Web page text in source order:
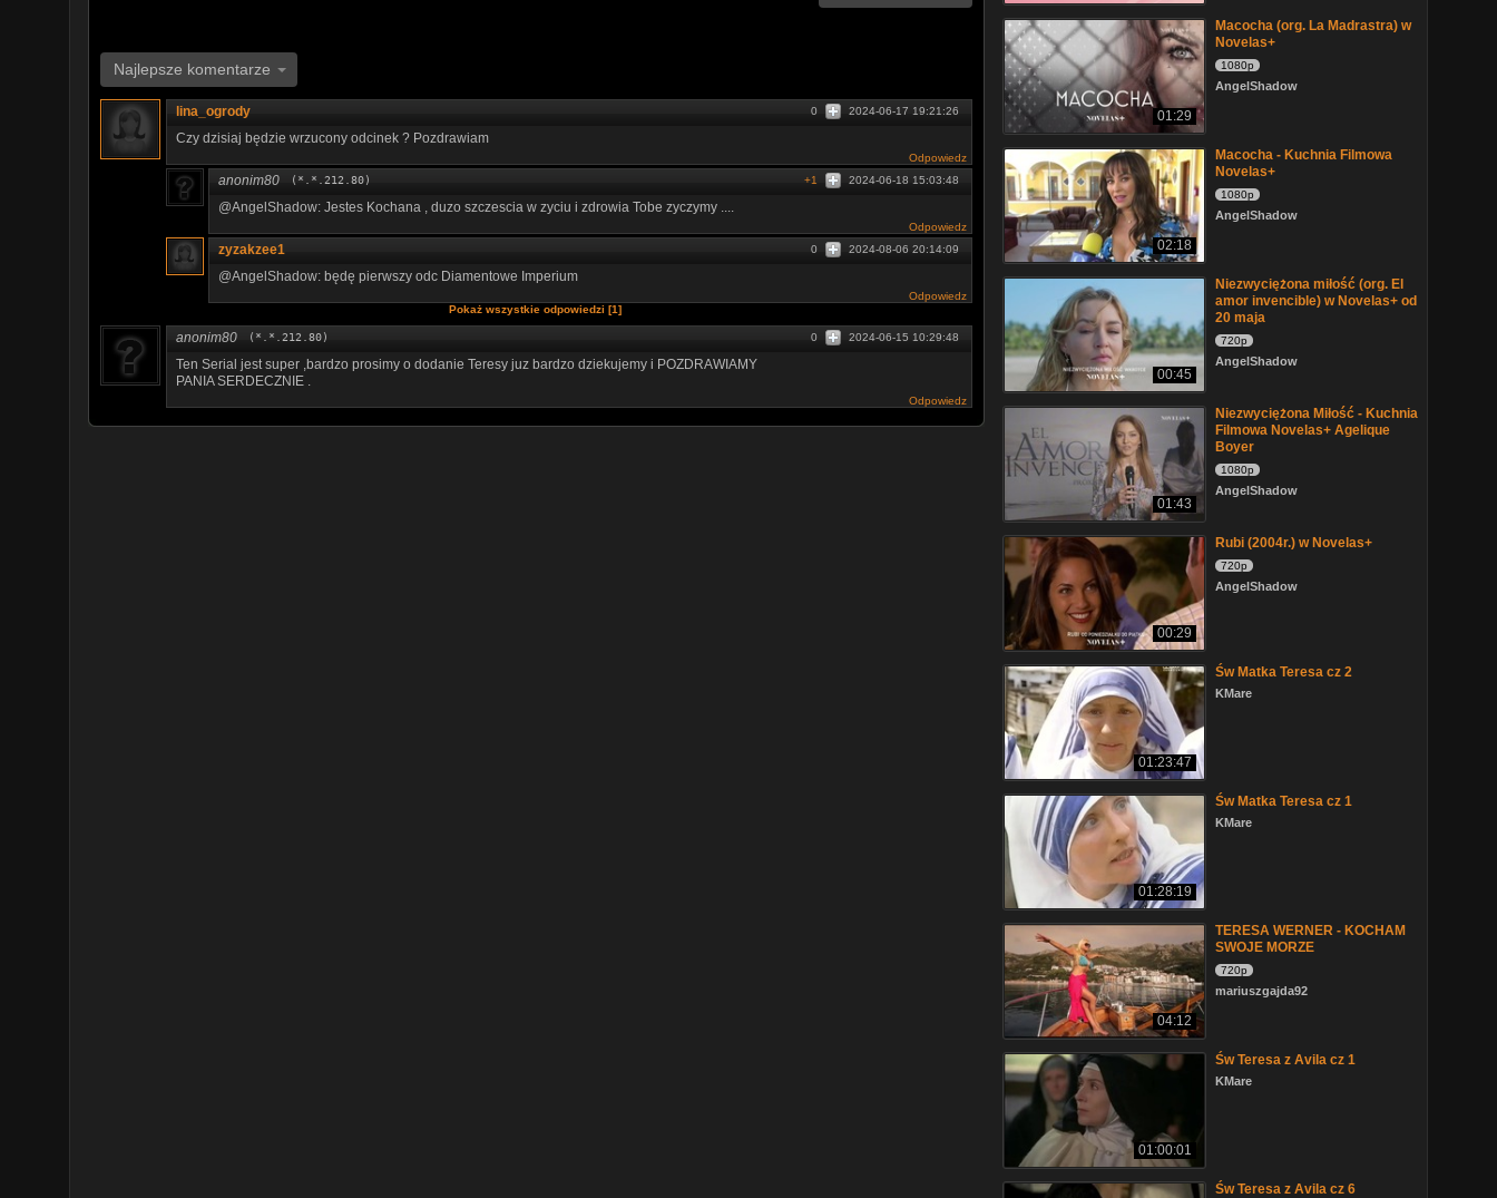
Najlepsze komentarze
lina_ogrody 2024-06-17 19:21:26
0
Czy dzisiaj będzie wrzucony odcinek ? Pozdrawiam
Odpowiedz
anonim80 (*.*.212.80) 2024-06-18 15:03:48
+1
@AngelShadow: Jestes Kochana , duzo szczescia w zyciu i zdrowia Tobe zyczymy ....
Odpowiedz
zyzakzee1 2024-08-06 20:14:09
0
@AngelShadow: będę pierwszy odc Diamentowe Imperium
Odpowiedz
Pokaż wszystkie odpowiedzi [1]
anonim80 (*.*.212.80) 2024-06-15 10:29:48
0
Ten Serial jest super ,bardzo prosimy o dodanie Teresy juz bardzo dziekujemy i POZDRAWIAMY
PANIA SERDECZNIE .
Odpowiedz
01:29
Macocha (org. La Madrastra) w
Novelas+
1080p
AngelShadow
02:18
Macocha - Kuchnia Filmowa
Novelas+
1080p
AngelShadow
00:45
Niezwyciężona miłość (org. El
amor invencible) w Novelas+ od
20 maja
720p
AngelShadow
01:43
Niezwyciężona Miłość - Kuchnia
Filmowa Novelas+ Agelique
Boyer
1080p
AngelShadow
00:29
Rubi (2004r.) w Novelas+
720p
AngelShadow
01:23:47
Św Matka Teresa cz 2
KMare
01:28:19
Św Matka Teresa cz 1
KMare
04:12
TERESA WERNER - KOCHAM
SWOJE MORZE
720p
mariuszgajda92
01:00:01
Św Teresa z Avila cz 1
KMare
Św Teresa z Avila cz 6